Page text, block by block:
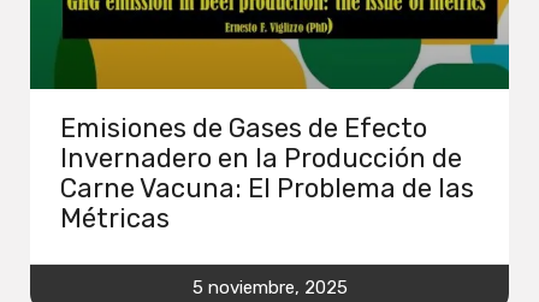
Emisiones de Gases de Efecto
Invernadero en la Producción de
Carne Vacuna: El Problema de las
Métricas
5 noviembre, 2025